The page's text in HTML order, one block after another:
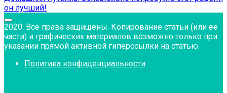
он лучший!
2020. Все права защищены. Копирование статьи (или ее
части) и графических материалов возможно только при
указании прямой активной гиперссылки на статью.
Политика конфиденциальности